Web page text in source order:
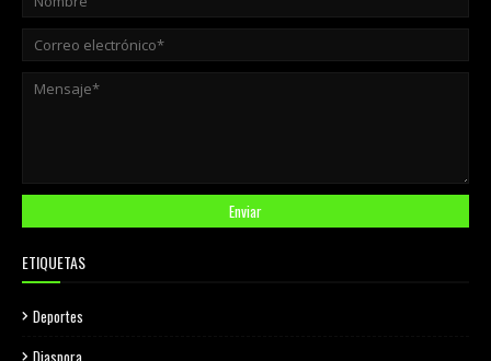
ETIQUETAS
Deportes
Diaspora